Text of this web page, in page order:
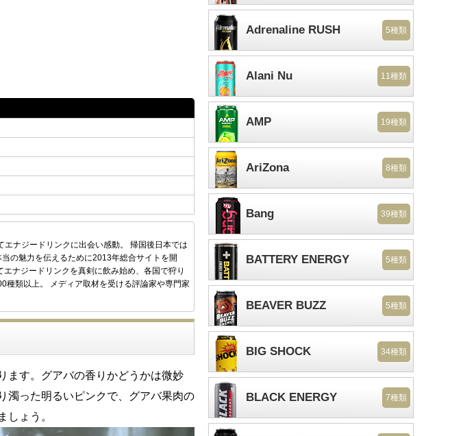
ナジードリンクに出会い感動。 帰国後日本では
の魅力を伝えるために2013年総合サイトを開
ナジードリンクを真剣に飲み始め、各国で狩り
種類以上。 メディア取材を受ける評論家や専門家
ます。グアバの香りかどうかは微妙
濁った明るいピンクで、グアバ果肉の
しょう。
Adrenaline RUSH 5種類
Alani Nu 11種類
AMP 19種類
AriZona 8種類
Bang 39種類
BATTERY ENERGY 5種類
BEAVER BUZZ 5種類
BIG SHOCK 34種類
BLACK ENERGY 7種類